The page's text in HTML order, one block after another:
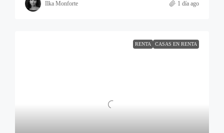
Ilka Monforte 1 día ago
RENTA CASAS EN RENTA